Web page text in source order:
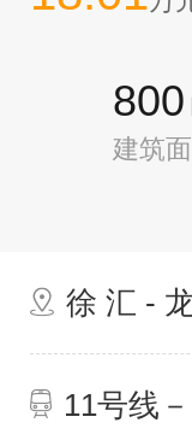
800
建筑
徐 汇 -
11号线